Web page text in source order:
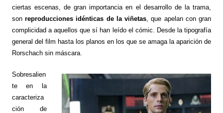
ciertas escenas, de gran importancia en el desarrollo de la trama,
sonreproducciones idénticas de la viñetas , que apelan con gran
complicidad a aquellos que sí han leído el cómic. Desde la tipografía
general del film hasta los planos en los que se amaga la aparición de
Rorschach sin máscara.
Sobresalien
te en la
caracteriza
ción de